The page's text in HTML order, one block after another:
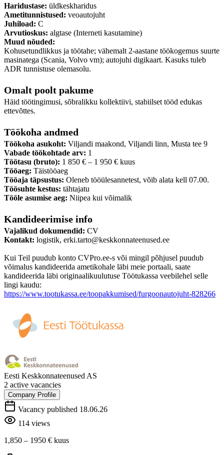
Haridustase: üldkeskharidus
Ametitunnistused: veoautojuht
Juhiload: C
Arvutioskus: algtase (Interneti kasutamine)
Muud nõuded:
Kohusetundlikkus ja töötahe; vähemalt 2-aastane töökogemus suurte
masinatega (Scania, Volvo vm); autojuhi digikaart. Kasuks tuleb
ADR tunnistuse olemasolu.
Omalt poolt pakume
Häid töötingimusi, sõbralikku kollektiivi, stabiilset tööd edukas
ettevõttes.
Töökoha andmed
Töökoha asukoht: Viljandi maakond, Viljandi linn, Musta tee 9
Vabade töökohtade arv: 1
Töötasu (bruto): 1 850 € – 1 950 € kuus
Tööaeg: Täistööaeg
Tööaja täpsustus: Oleneb tööülesannetest, võib alata kell 07.00.
Töösuhte kestus: tähtajatu
Tööle asumise aeg: Niipea kui võimalik
Kandideerimise info
Vajalikud dokumendid: CV
Kontakt: logistik, erki.tarto@keskkonnateenused.ee
Kui Teil puudub konto CVPro.ee-s või mingil põhjusel puudub
võimalus kandideerida ametikohale läbi meie portaali, saate
kandideerida läbi originaalikuulutuse Töötukassa veebilehel selle
lingi kaudu:
https://www.tootukassa.ee/toopakkumised/furgoonautojuht-828266
Eesti Keskkonnateenused AS
2 active vacancies
Company Profile
Vacancy published 18.06.26
114 views
1,850 – 1950 € kuus